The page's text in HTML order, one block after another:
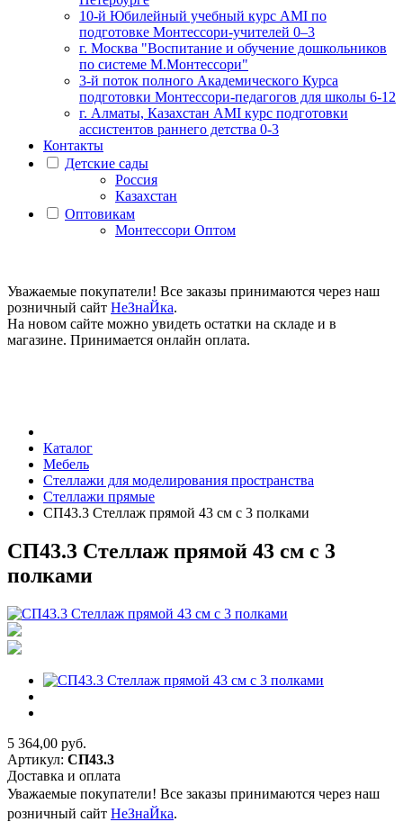
10-й Юбилейный учебный курс AMI по
подготовке Монтессори-учителей 0–3
г. Москва "Воспитание и обучение дошкольников
по системе М.Монтессори"
3-й поток полного Академического Курса
подготовки Монтессори-педагогов для школы 6-12
г. Алматы, Казахстан AMI курс подготовки
ассистентов раннего детства 0-3
Контакты
Детские сады
Россия
Казахстан
Оптовикам
Монтессори Оптом
Уважаемые покупатели! Все заказы принимаются через наш
розничный сайт НеЗнаЙка.
На новом сайте можно увидеть остатки на складе и в
магазине. Принимается онлайн оплата.
Каталог
Мебель
Стеллажи для моделирования пространства
Стеллажи прямые
СП43.3 Стеллаж прямой 43 см с 3 полками
СП43.3 Стеллаж прямой 43 см с 3
полками
5 364,00 руб.
Артикул: СП43.3
Доставка и оплата
Уважаемые покупатели! Все заказы принимаются через наш
розничный сайт НеЗнаЙка.